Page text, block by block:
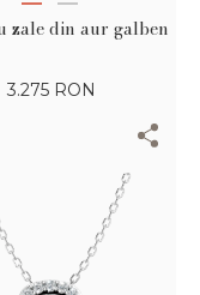
zale din aur galben
3.275 RON